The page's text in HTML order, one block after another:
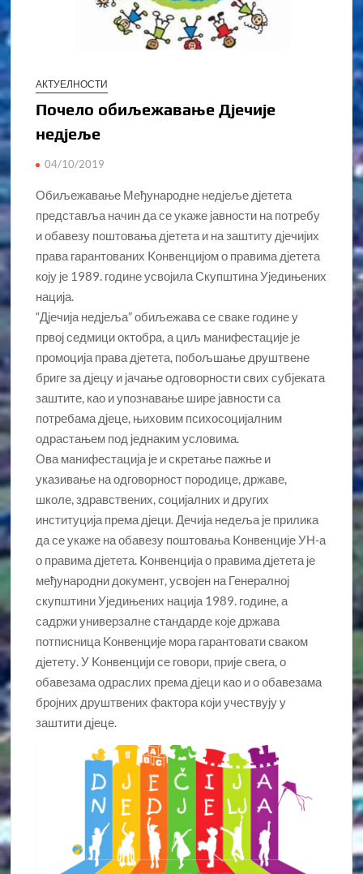
АКТУЕЛНОСТИ
Почело обиљежавање Дјечије
недјеље
04/10/2019
Обиљежавање Међународне недјеље дјетета
представља начин да се укаже јавности на потребу
и обавезу поштовања дјетета и на заштиту дјечијих
права гарантованих Kонвенцијом о правима дјетета
коју је 1989. године усвојила Скупштина Уједињених
нација.
“Дјечија недјеља” обиљежава се сваке године у
првој седмици октобра, а циљ манифестације је
промоција права дјетета, побољшање друштвене
бриге за дјецу и јачање одговорности свих субјеката
заштите, као и упознавање шире јавности са
потребама дјеце, њиховим психосоцијалним
одрастањем под једнаким условима.
Ова манифестација је и скретање пажње и
указивање на одговорност породице, државе,
школе, здравствених, социјалних и других
институција према дјеци. Дечија недеља је прилика
да се укаже на обавезу поштовања Kонвенције УН-а
о правима дјетета. Kонвенција о правима дјетета је
међународни документ, усвојен на Генералној
скупштини Уједињених нација 1989. године, а
садржи универзалне стандарде које држава
потписница Kонвенције мора гарантовати сваком
дјетету. У Kонвенцији се говори, прије свега, о
обавезама одраслих према дјеци као и о обавезама
бројних друштвених фактора који учествују у
заштити дјеце.